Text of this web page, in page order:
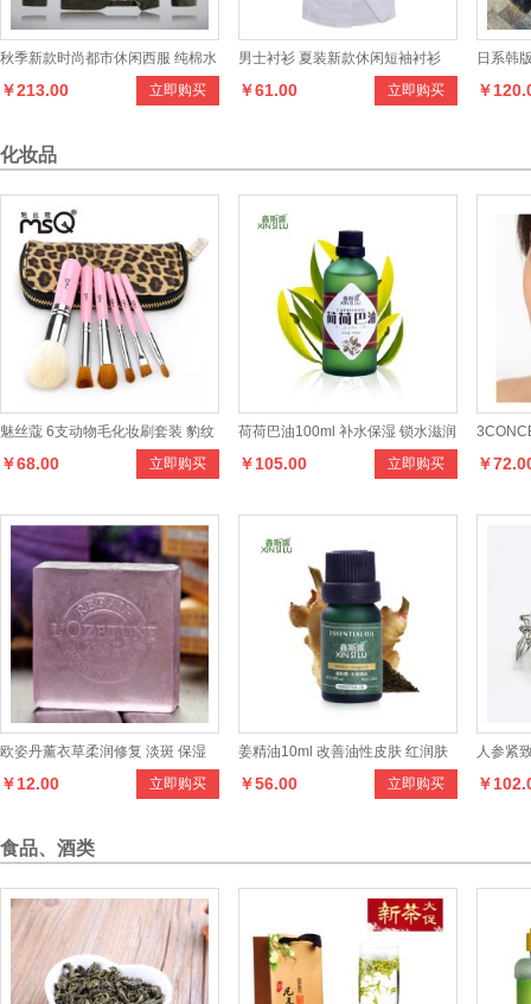
秋季新款时尚都市休闲西服 纯棉水
洗男式西装 男装 立即购买
￥213.00
男士衬衫 夏装新款休闲短袖衬衫
男式韩版修身衬衫 立即购买
￥61.00
日系韩
男女款
￥
化妆品
魅丝蔻 6支动物毛化妆刷套装 豹纹
化妆套刷 立即购买
￥68.00
荷荷巴油100ml 补水保湿 锁水滋润
按摩精油 基础油 立即购买
￥105.00 头眉笔
￥
欧姿丹薰衣草柔润修复 淡斑 保湿
嫩白手去死皮 立即购买
￥12.00
姜精油10ml 改善油性皮肤 红润肤
色 护发 单方精油 立即购买
￥56.00
人参紧
￥
食品、酒类